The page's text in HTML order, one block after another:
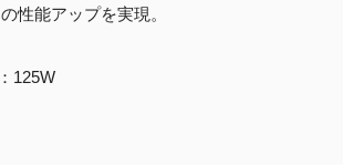
性能アップを実現。
125W